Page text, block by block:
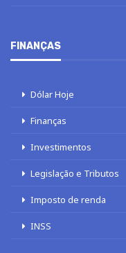
FINANÇAS
Dólar Hoje
Finanças
Investimentos
Legislação e Tributos
Imposto de renda
INSS